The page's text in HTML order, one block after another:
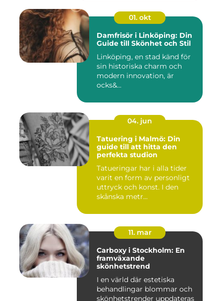
01. okt
Damfrisör i Linköping: Din
Guide till Skönhet och Stil
Linköping, en stad känd för
sin historiska charm och
modern innovation, är
ocks&...
04. jun
Tatuering i Malmö: Din
guide till att hitta den
perfekta studion
Tatueringar har i alla tider
varit en form av personligt
uttryck och konst. I den
skånska metr...
11. mar
Carboxy i Stockholm: En
framväxande
skönhetstrend
I en värld där estetiska
behandlingar blommar och
skönhetstrender uppdateras